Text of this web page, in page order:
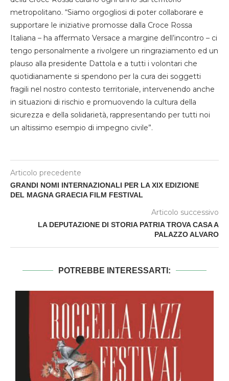
metropolitano. “Siamo orgogliosi di poter collaborare e
supportare le iniziative promosse dalla Croce Rossa
Italiana – ha affermato Versace a margine dell’incontro – ci
tengo personalmente a rivolgere un ringraziamento ed un
plauso alla presidente Dattola e a tutti i volontari che
quotidianamente si spendono per la cura dei soggetti
fragili nel nostro contesto territoriale, intervenendo anche
in situazioni di rischio e promuovendo la cultura della
sicurezza e della solidarietà, rappresentando per tutti noi
un altissimo esempio di impegno civile”.
Articolo precedente
GRANDI NOMI INTERNAZIONALI PER LA XIX EDIZIONE
DEL MAGNA GRAECIA FILM FESTIVAL
Articolo successivo
LA DEPUTAZIONE DI STORIA PATRIA TROVA CASA A
PALAZZO ALVARO
POTREBBE INTERESSARTI: